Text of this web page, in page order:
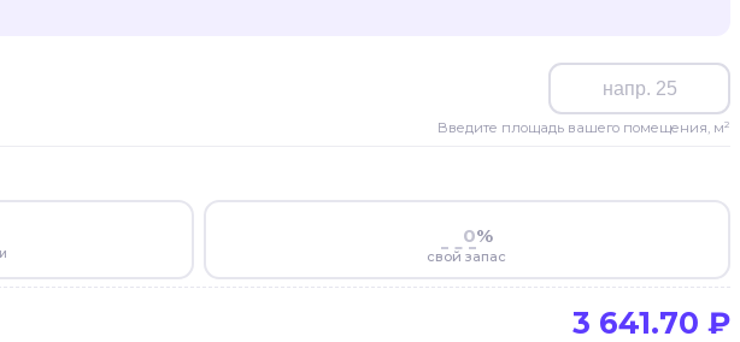
Введите площадь вашего помещения, м²
%
свой запас
3 641.70 ₽